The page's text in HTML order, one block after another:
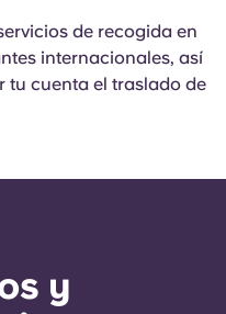
de recogida en
internacionales, así
tu cuenta el traslado de
y